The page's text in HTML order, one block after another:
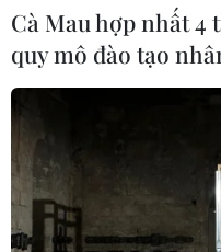
Cà Mau hợp nhất 4
quy mô đào tạo